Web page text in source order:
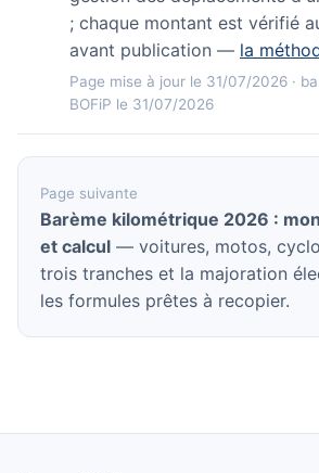
; chaque montant est vérifié
avant publication — la
Page mise à jour le 31/07/2026 ·
BOFiP le 31/07/2026
Page suivante
Barème kilométrique 2026 :
et calcul — voitures, motos,
trois tranches et la majoration
les formules prêtes à recopier.